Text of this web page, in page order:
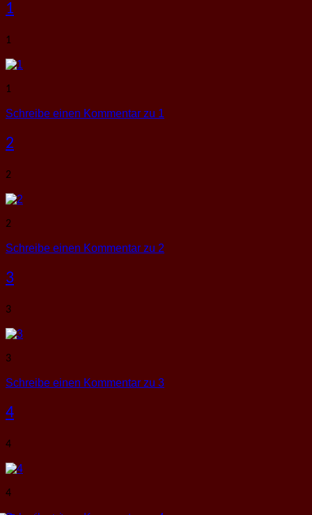
1
1
1
Schreibe einen Kommentar zu 1
2
2
2
Schreibe einen Kommentar zu 2
3
3
3
Schreibe einen Kommentar zu 3
4
4
4